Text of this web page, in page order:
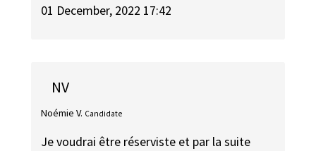
01 December, 2022 17:42
NV
Noémie V. Candidate
Je voudrai être réserviste et par la suite